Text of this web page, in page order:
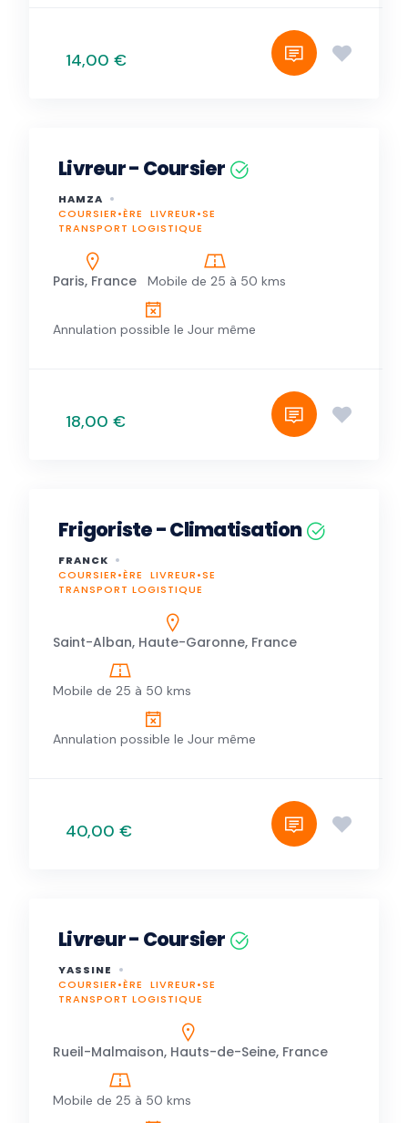
14,00 €
Livreur - Coursier
HAMZA
COURSIER•ÈRE
LIVREUR•SE
TRANSPORT LOGISTIQUE
Paris, France Mobile de 25 à 50 kms
Annulation possible le Jour même
18,00 €
Frigoriste - Climatisation
FRANCK
COURSIER•ÈRE
LIVREUR•SE
TRANSPORT LOGISTIQUE
Saint-Alban, Haute-Garonne, France
Mobile de 25 à 50 kms
Annulation possible le Jour même
40,00 €
Livreur - Coursier
YASSINE
COURSIER•ÈRE
LIVREUR•SE
TRANSPORT LOGISTIQUE
Rueil-Malmaison, Hauts-de-Seine, France
Mobile de 25 à 50 kms